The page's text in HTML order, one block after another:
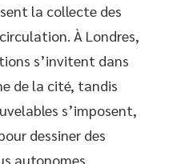
la collecte des
À Londres,
s’invitent dans
de la cité, tandis
s’imposent,
dessiner des
autonomes.